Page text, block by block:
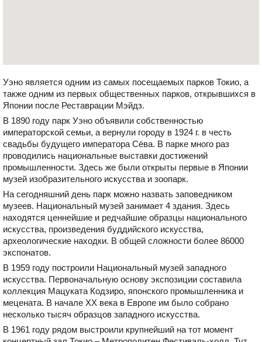
Уэно является одним из самых посещаемых парков Токио, а
также одним из первых общественных парков, открывшихся в
Японии после Реставрации Мэйдз.
В 1890 году парк Уэно объявили собственностью
императорской семьи, а вернули городу в 1924 г. в честь
свадьбы будущего императора Сёва. В парке много раз
проводились национальные выставки достижений
промышленности. Здесь же были открыты первые в Японии
музей изобразительного искусства и зоопарк.
На сегодняшний день парк можно назвать заповедником
музеев. Национальный музей занимает 4 здания. Здесь
находятся ценнейшие и редчайшие образцы национального
искусства, произведения буддийского искусства,
археологические находки. В общей сложности более 86000
экспонатов.
В 1959 году построили Национальный музей западного
искусства. Первоначальную основу экспозиции составила
коллекция Мацуката Кодзиро, японского промышленника и
мецената. В начале XX века в Европе им было собрано
несколько тысяч образцов западного искусства.
В 1961 году рядом выстроили крупнейший на тот момент